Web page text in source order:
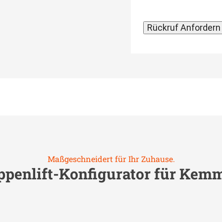
Maßgeschneidert für Ihr Zuhause.
Konfigurator für